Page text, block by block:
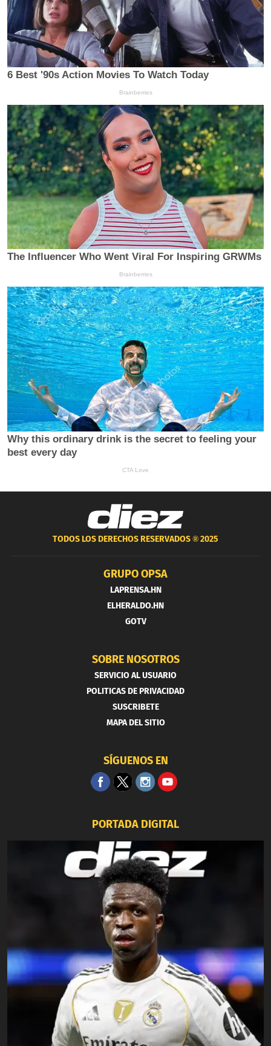
TODOS LOS DERECHOS RESERVADOS ®2025
GRUPO OPSA
LAPRENSA.HN
ELHERALDO.HN
GOTV
SOBRE NOSOTROS
SERVICIO AL USUARIO
POLITICAS DE PRIVACIDAD
SUSCRIBETE
MAPA DEL SITIO
SÍGUENOS EN
PORTADA DIGITAL